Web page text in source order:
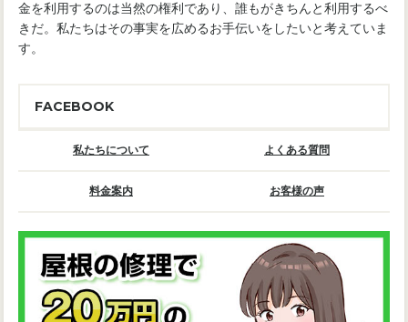
金を利用するのは当然の権利であり、誰もがきちんと利用するべ
きだ。私たちはその事実を広めるお手伝いをしたいと考えていま
す。
FACEBOOK
私たちについて よくある質問
料金案内 お客様の声